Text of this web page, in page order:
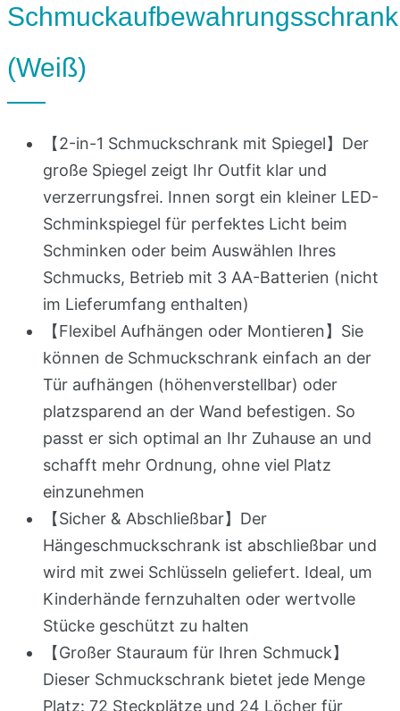
Schmuckaufbewahrungsschrank
(Weiß)
【2-in-1 Schmuckschrank mit Spiegel】Der
große Spiegel zeigt Ihr Outfit klar und
verzerrungsfrei. Innen sorgt ein kleiner LED-
Schminkspiegel für perfektes Licht beim
Schminken oder beim Auswählen Ihres
Schmucks, Betrieb mit 3 AA-Batterien (nicht
im Lieferumfang enthalten)
【Flexibel Aufhängen oder Montieren】Sie
können de Schmuckschrank einfach an der
Tür aufhängen (höhenverstellbar) oder
platzsparend an der Wand befestigen. So
passt er sich optimal an Ihr Zuhause an und
schafft mehr Ordnung, ohne viel Platz
einzunehmen
【Sicher & Abschließbar】Der
Hängeschmuckschrank ist abschließbar und
wird mit zwei Schlüsseln geliefert. Ideal, um
Kinderhände fernzuhalten oder wertvolle
Stücke geschützt zu halten
【Großer Stauraum für Ihren Schmuck】
Dieser Schmuckschrank bietet jede Menge
Platz: 72 Steckplätze und 24 Löcher für